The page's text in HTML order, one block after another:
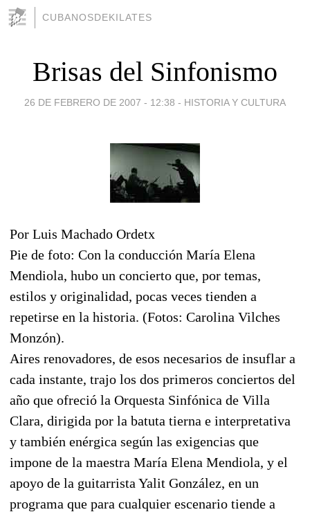
CUBANOSDEKILATES
Brisas del Sinfonismo
26 DE FEBRERO DE 2007 - 12:38 - HISTORIA Y CULTURA
Por Luis Machado Ordetx
Pie de foto: Con la conducción María Elena
Mendiola, hubo un concierto que, por temas,
estilos y originalidad, pocas veces tienden a
repetirse en la historia. (Fotos: Carolina Vilches
Monzón).
Aires renovadores, de esos necesarios de insuflar a
cada instante, trajo los dos primeros conciertos del
año que ofreció la Orquesta Sinfónica de Villa
Clara, dirigida por la batuta tierna e interpretativa
y también enérgica según las exigencias que
impone de la maestra María Elena Mendiola, y el
apoyo de la guitarrista Yalit González, en un
programa que para cualquier escenario tiende a